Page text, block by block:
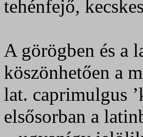
tehénfejő,
A görögben és a
köszönhetően a
lat. caprimulgus
elsősorban a